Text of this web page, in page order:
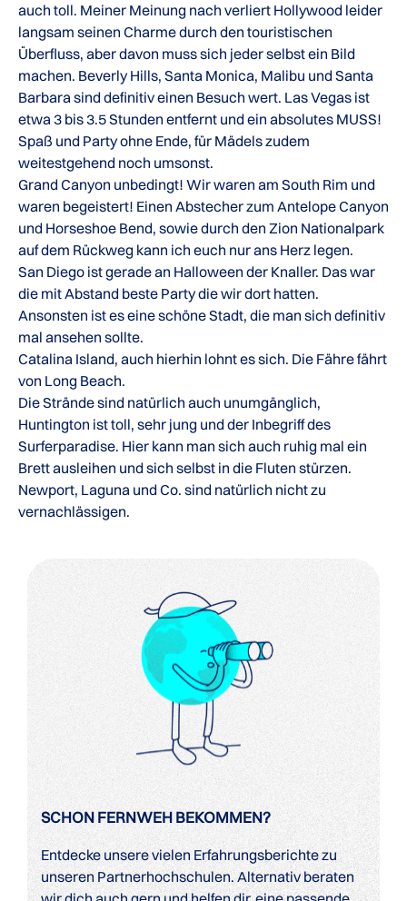
auch toll. Meiner Meinung nach verliert Hollywood leider
langsam seinen Charme durch den touristischen
Überfluss, aber davon muss sich jeder selbst ein Bild
machen. Beverly Hills, Santa Monica, Malibu und Santa
Barbara sind definitiv einen Besuch wert. Las Vegas ist
etwa 3 bis 3.5 Stunden entfernt und ein absolutes MUSS!
Spaß und Party ohne Ende, für Mädels zudem
weitestgehend noch umsonst.
Grand Canyon unbedingt! Wir waren am South Rim und
waren begeistert! Einen Abstecher zum Antelope Canyon
und Horseshoe Bend, sowie durch den Zion Nationalpark
auf dem Rückweg kann ich euch nur ans Herz legen.
San Diego ist gerade an Halloween der Knaller. Das war
die mit Abstand beste Party die wir dort hatten.
Ansonsten ist es eine schöne Stadt, die man sich definitiv
mal ansehen sollte.
Catalina Island, auch hierhin lohnt es sich. Die Fähre fährt
von Long Beach.
Die Strände sind natürlich auch unumgänglich,
Huntington ist toll, sehr jung und der Inbegriff des
Surferparadise. Hier kann man sich auch ruhig mal ein
Brett ausleihen und sich selbst in die Fluten stürzen.
Newport, Laguna und Co. sind natürlich nicht zu
vernachlässigen.
SCHON FERNWEH BEKOMMEN?
Entdecke unsere vielen Erfahrungsberichte zu
unseren Partnerhochschulen. Alternativ beraten